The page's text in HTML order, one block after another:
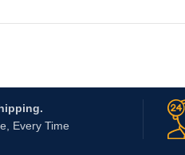
Every Time